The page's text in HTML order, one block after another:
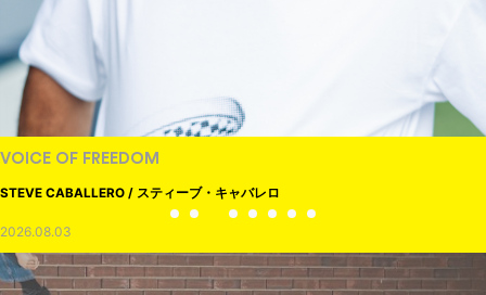
VOICE OF FREEDOM
STEVE CABALLERO / スティーブ・キャバレロ
2026.08.03